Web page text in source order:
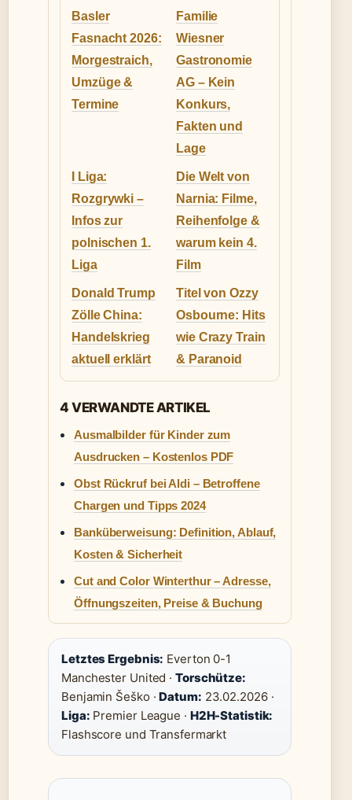
Basler
Fasnacht 2026:
Morgestraich,
Umzüge &
Termine
Familie
Wiesner
Gastronomie
AG – Kein
Konkurs,
Fakten und
Lage
I Liga:
Rozgrywki –
Infos zur
polnischen 1.
Liga
Die Welt von
Narnia: Filme,
Reihenfolge &
warum kein 4.
Film
Donald Trump
Zölle China:
Handelskrieg
aktuell erklärt
Titel von Ozzy
Osbourne: Hits
wie Crazy Train
& Paranoid
4 VERWANDTE ARTIKEL
Ausmalbilder für Kinder zum
Ausdrucken – Kostenlos PDF
Obst Rückruf bei Aldi – Betroffene
Chargen und Tipps 2024
Banküberweisung: Definition, Ablauf,
Kosten & Sicherheit
Cut and Color Winterthur – Adresse,
Öffnungszeiten, Preise & Buchung
Letztes Ergebnis: Everton 0-1
Manchester United · Torschütze:
Benjamin Šeško ·Datum: 23.02.2026 ·
Liga: Premier League · H2H-Statistik:
Flashscore und Transfermarkt